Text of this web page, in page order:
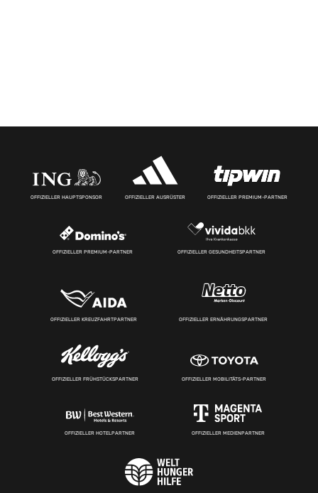
OFFIZIELLER HAUPTSPONSOR OFFIZIELLER AUSRÜSTER OFFIZIELLER PREMIUM-PARTNER
OFFIZIELLER PREMIUM-PARTNER OFFIZIELLER GESUNDHEITSPARTNER
OFFIZIELLER KREUZFAHRTPARTNER OFFIZIELLER ERNÄHRUNGSPARTNER
OFFIZIELLER FRÜHSTÜCKSPARTNER OFFIZIELLER MOBILITÄTS-PARTNER
OFFIZIELLER HOTELPARTNER OFFIZIELLER MEDIENPARTNER